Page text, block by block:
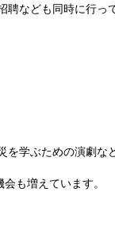
なども同時に行っ
学ぶための演劇など
も増えています。